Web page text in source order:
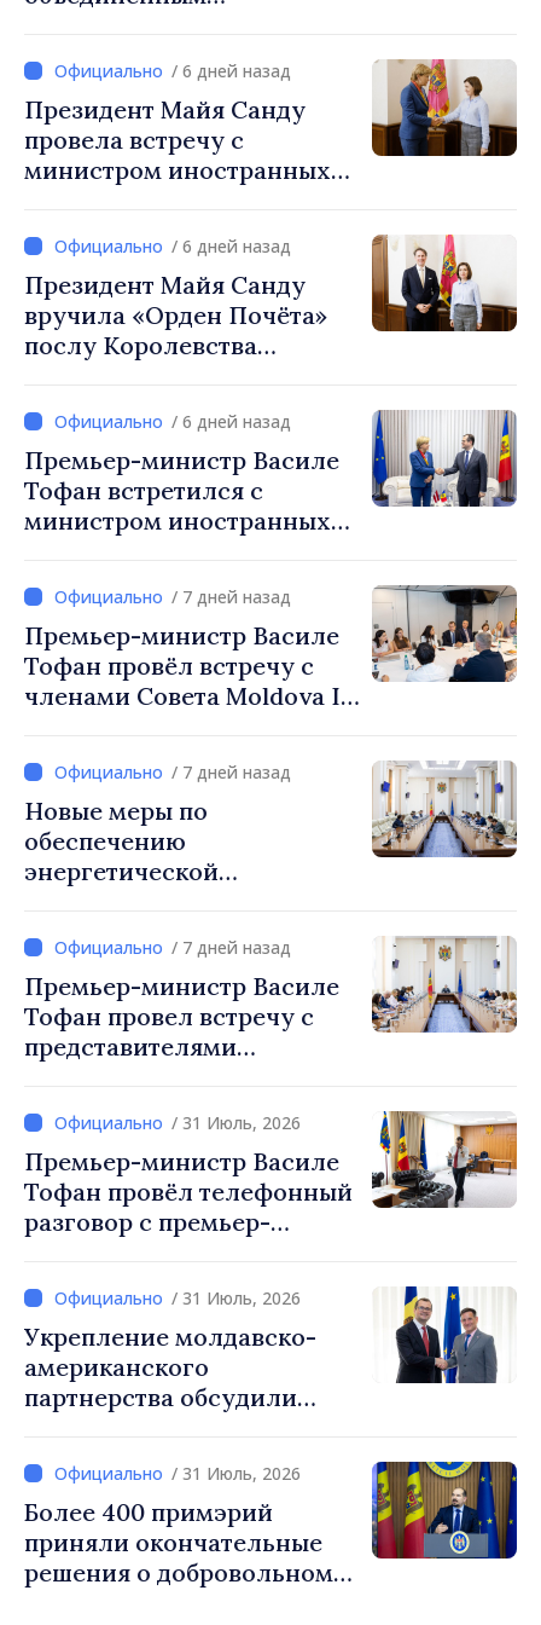
млрд леев. Генсекретарь
правительства Алексей
Бузу: «Деньги доступны.
Сейчас важно, чтобы
примэрии завершили
подготовили чёткие
проекты»
/ 6 дней назад
Президент Майя Санду
провела встречу с
министром иностранных
/ 6 дней назад
Президент Майя Санду
вручила «Орден Почёта»
послу Королевства
по случаю завершения его
полномочий/ 6 дней назад
Премьер-министр Василе
Тофан встретился с
министром иностранных
/ 7 дней назад
Премьер-министр Василе
Тофан провёл встречу с
членами Совета Moldova IT
будет союзником IT-
индустрии» / 7 дней назад
Новые меры по
обеспечению
энергетической
водных ресурсов
утверждены Нацкомиссией
по управлению кризисами
/ 7 дней назад
Премьер-министр Василе
Тофан провел встречу с
представителями
организаций и агентств в
Республике Молдова
/ 31 Июль, 2026
Премьер-министр Василе
Тофан провёл телефонный
разговор с премьер-
Сергеем Корецким
/ 31 Июль, 2026
Укрепление молдавско-
американского
партнерства обсудили
Тофан и временный
поверенный в делах
посольства США в РМ Ник
Петрович
/ 31 Июль, 2026
Более 400 примэрий
приняли окончательные
решения о добровольном